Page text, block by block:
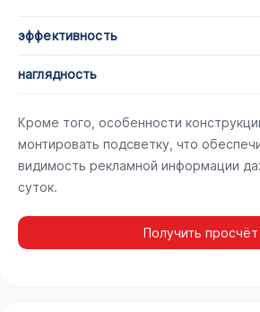
эффективность
наглядность
Кроме того, особенности
монтировать подсветку, что
видимость рекламной информации
суток.
Получить просчёт